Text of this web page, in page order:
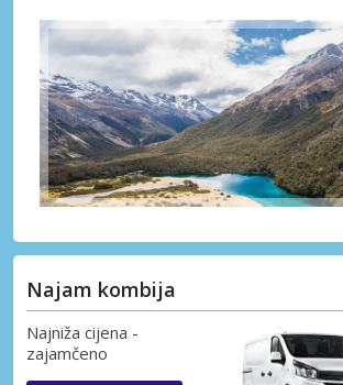
Najam kombija
Najniža cijena -
zajamčeno